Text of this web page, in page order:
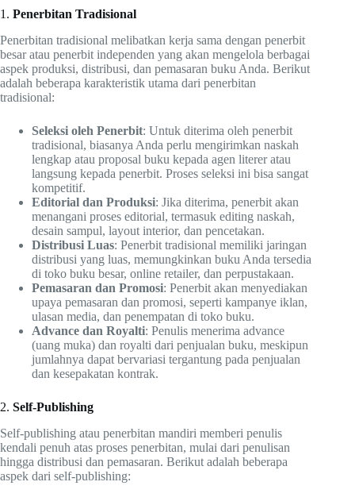
1. Penerbitan Tradisional
Penerbitan tradisional melibatkan kerja sama dengan penerbit
besar atau penerbit independen yang akan mengelola berbagai
aspek produksi, distribusi, dan pemasaran buku Anda. Berikut
adalah beberapa karakteristik utama dari penerbitan
tradisional:
Seleksi oleh Penerbit: Untuk diterima oleh penerbit
tradisional, biasanya Anda perlu mengirimkan naskah
lengkap atau proposal buku kepada agen literer atau
langsung kepada penerbit. Proses seleksi ini bisa sangat
kompetitif.
Editorial dan Produksi: Jika diterima, penerbit akan
menangani proses editorial, termasuk editing naskah,
desain sampul, layout interior, dan pencetakan.
Distribusi Luas: Penerbit tradisional memiliki jaringan
distribusi yang luas, memungkinkan buku Anda tersedia
di toko buku besar, online retailer, dan perpustakaan.
Pemasaran dan Promosi: Penerbit akan menyediakan
upaya pemasaran dan promosi, seperti kampanye iklan,
ulasan media, dan penempatan di toko buku.
Advance dan Royalti: Penulis menerima advance
(uang muka) dan royalti dari penjualan buku, meskipun
jumlahnya dapat bervariasi tergantung pada penjualan
dan kesepakatan kontrak.
2. Self-Publishing
Self-publishing atau penerbitan mandiri memberi penulis
kendali penuh atas proses penerbitan, mulai dari penulisan
hingga distribusi dan pemasaran. Berikut adalah beberapa
aspek dari self-publishing: